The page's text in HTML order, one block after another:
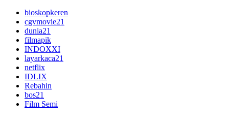
bioskopkeren
cgvmovie21
dunia21
filmapik
INDOXXI
layarkaca21
netflix
IDLIX
Rebahin
bos21
Film Semi